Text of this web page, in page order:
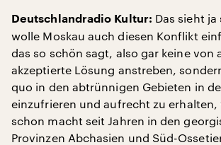
Deutschlandradio Kultur: Das sieht ja
wolle Moskau auch diesen Konflikt
das so schön sagt, also gar keine von
akzeptierte Lösung anstreben,
quo in den abtrünnigen Gebieten in
einzufrieren und aufrecht zu erhalten,
schon macht seit Jahren in den
Provinzen Abchasien und Süd-